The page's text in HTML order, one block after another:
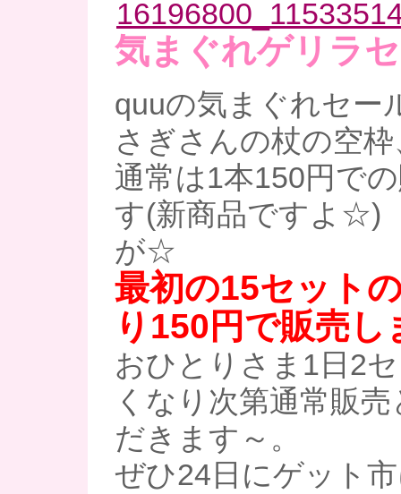
気まぐれゲリラ
quuの気まぐれセー
さぎさんの杖の空枠
通常は1本150円で
す(新商品ですよ☆)
が☆
最初の15セット
り150円で販売
おひとりさま1日2
くなり次第通常販
だきます～。
ぜひ24日にゲット